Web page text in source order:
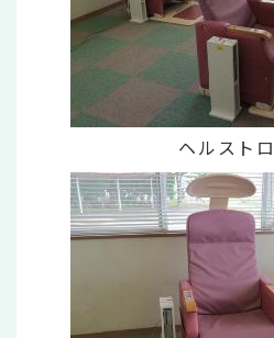
ヘルスト